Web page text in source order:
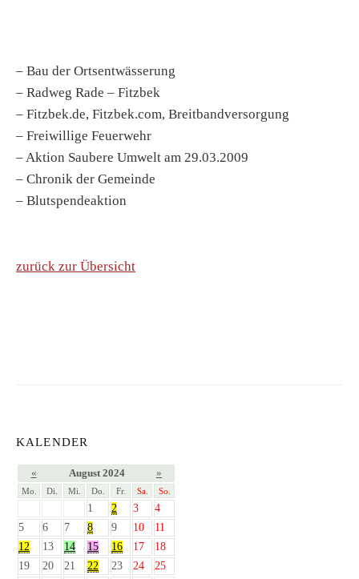
– Bau der Ortsentwässerung
– Radweg Rade – Fitzbek
– Fitzbek.de, Fitzbek.com, Breitbandversorgung
– Freiwillige Feuerwehr
– Aktion Saubere Umwelt am 29.03.2009
– Chronik der Gemeinde
– Blutspendeaktion
zurück zur Übersicht
KALENDER
« August 2024 »
Mo. Di. Mi. Do. Fr. Sa. So.
1 2 3
4
5
6 7 8 9 10
11
12
13 14 15 16 17
18
19
20 21 22 23 24
25